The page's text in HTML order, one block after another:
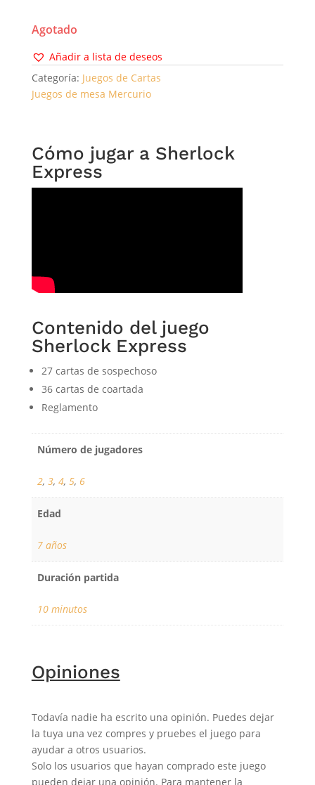
Agotado
Añadir a lista de deseos
Categoría: Juegos de Cartas
Juegos de mesa Mercurio
Cómo jugar a Sherlock
Express
Contenido del juego
Sherlock Express
27 cartas de sospechoso
36 cartas de coartada
Reglamento
Número de jugadores
2, 3, 4, 5, 6
Edad
7 años
Duración partida
10 minutos
Opiniones
Todavía nadie ha escrito una opinión. Puedes dejar
la tuya una vez compres y pruebes el juego para
ayudar a otros usuarios.
Solo los usuarios que hayan comprado este juego
pueden dejar una opinión. Para mantener la